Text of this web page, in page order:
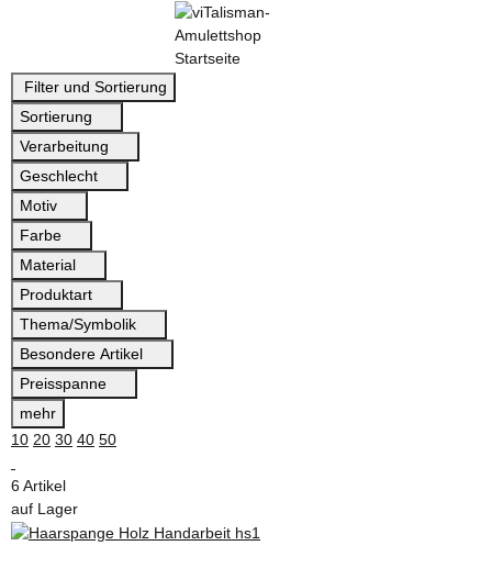
Filter und Sortierung
Sortierung
Verarbeitung
Geschlecht
Motiv
Farbe
Material
Produktart
Thema/Symbolik
Besondere Artikel
Preisspanne
mehr
10 20 30 40 50
6 Artikel
auf Lager